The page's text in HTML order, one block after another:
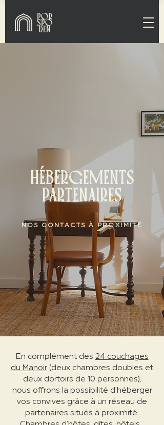
HÉBERGEMENTS
PARTENAIRES
NOS CONTACTS À PROXIMITÉ
En complément des 24 couchages
du Manoir (deux chambres doubles et
deux dortoirs de 10 personnes),
nous offrons la possibilité d'héberger
vos convives grâce à un réseau de
partenaires situés à proximité.